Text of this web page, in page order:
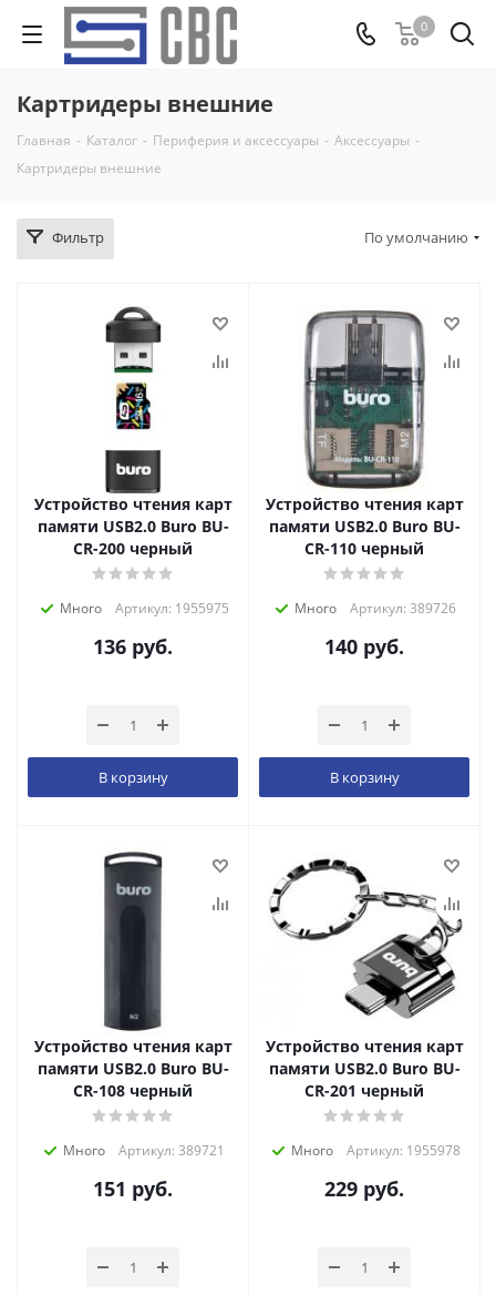
0
Картридеры внешние
Главная - Каталог - Периферия и аксессуары - Аксессуары -
Картридеры внешние
Фильтр По умолчанию
Устройство чтения карт
памяти USB2.0 Buro BU-
CR-200 черный
Много Артикул: 1955975
136 руб.
В корзину
Устройство чтения карт
памяти USB2.0 Buro BU-
CR-110 черный
Много Артикул: 389726
140 руб.
В корзину
Устройство чтения карт
памяти USB2.0 Buro BU-
CR-108 черный
Много Артикул: 389721
151 руб.
Устройство чтения карт
памяти USB2.0 Buro BU-
CR-201 черный
Много Артикул: 1955978
229 руб.